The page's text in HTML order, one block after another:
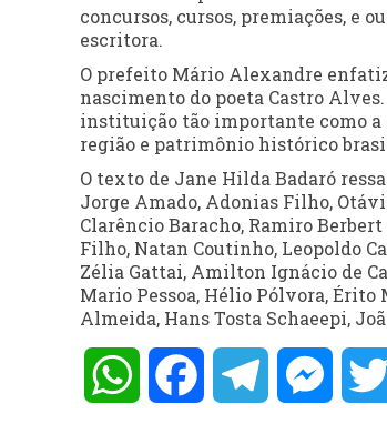
concursos, cursos, premiações, e
escritora.
O prefeito Mário Alexandre
nascimento do poeta Castro
instituição tão importante como a
região e patrimônio histórico
O texto de Jane Hilda Badaró
Jorge Amado, Adonias Filho,
Clarêncio Baracho, Ramiro Berbert
Filho, Natan Coutinho, Leopoldo
Zélia Gattai, Amilton Ignácio de
Mario Pessoa, Hélio Pólvora, Érito
Almeida, Hans Tosta Schaeepi,
WhatsAppFacebookTelegram